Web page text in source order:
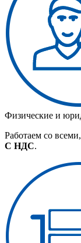
Физические и
Работаем со
С НДС.